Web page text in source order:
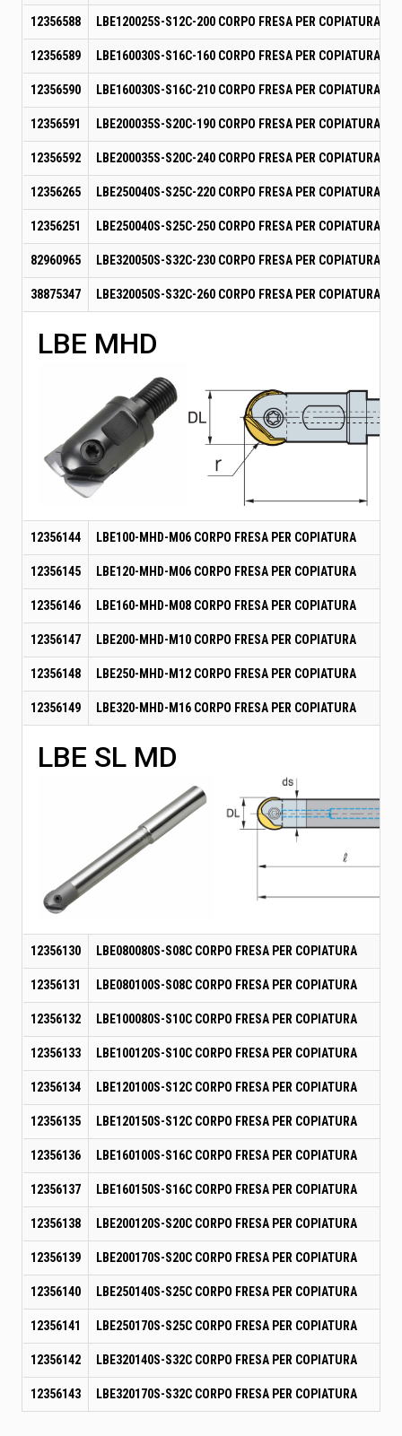
12356588 LBE120025S-S12C-200 CORPO FRESA PER COPIATURA
12356589 LBE160030S-S16C-160 CORPO FRESA PER COPIATURA
12356590 LBE160030S-S16C-210 CORPO FRESA PER COPIATURA
12356591 LBE200035S-S20C-190 CORPO FRESA PER COPIATURA
12356592 LBE200035S-S20C-240 CORPO FRESA PER COPIATURA
12356265 LBE250040S-S25C-220 CORPO FRESA PER COPIATURA
12356251 LBE250040S-S25C-250 CORPO FRESA PER COPIATURA
82960965 LBE320050S-S32C-230 CORPO FRESA PER COPIATURA
38875347 LBE320050S-S32C-260 CORPO FRESA PER COPIATURA
LBE MHD
12356144 LBE100-MHD-M06 CORPO FRESA PER COPIATURA
12356145 LBE120-MHD-M06 CORPO FRESA PER COPIATURA
12356146 LBE160-MHD-M08 CORPO FRESA PER COPIATURA
12356147 LBE200-MHD-M10 CORPO FRESA PER COPIATURA
12356148 LBE250-MHD-M12 CORPO FRESA PER COPIATURA
12356149 LBE320-MHD-M16 CORPO FRESA PER COPIATURA
LBE SL MD
12356130 LBE080080S-S08C CORPO FRESA PER COPIATURA
12356131 LBE080100S-S08C CORPO FRESA PER COPIATURA
12356132 LBE100080S-S10C CORPO FRESA PER COPIATURA
12356133 LBE100120S-S10C CORPO FRESA PER COPIATURA
12356134 LBE120100S-S12C CORPO FRESA PER COPIATURA
12356135 LBE120150S-S12C CORPO FRESA PER COPIATURA
12356136 LBE160100S-S16C CORPO FRESA PER COPIATURA
12356137 LBE160150S-S16C CORPO FRESA PER COPIATURA
12356138 LBE200120S-S20C CORPO FRESA PER COPIATURA
12356139 LBE200170S-S20C CORPO FRESA PER COPIATURA
12356140 LBE250140S-S25C CORPO FRESA PER COPIATURA
12356141 LBE250170S-S25C CORPO FRESA PER COPIATURA
12356142 LBE320140S-S32C CORPO FRESA PER COPIATURA
12356143 LBE320170S-S32C CORPO FRESA PER COPIATURA